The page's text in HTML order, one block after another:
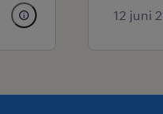
12 juni